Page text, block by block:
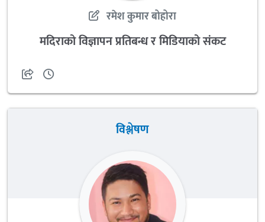
रमेश कुमार बोहोरा
मदिराको विज्ञापन प्रतिबन्ध र मिडियाको संकट
विश्लेषण